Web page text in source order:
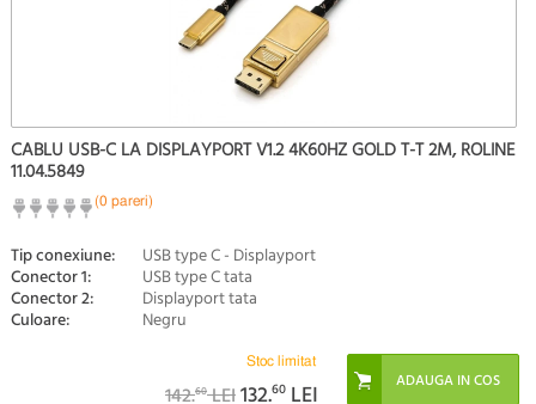
CABLU USB-C LA DISPLAYPORT V1.2 4K60HZ GOLD T-T 2M, ROLINE
11.04.5849
(0 pareri)
Tip conexiune: USB type C - Displayport
Conector 1: USB type C tata
Conector 2: Displayport tata
Culoare: Negru
Stoc limitat
142.60LEI132.60 LEI